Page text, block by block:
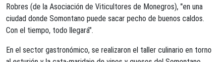
Robres (de la Asociación de Viticultores de Monegros), "en una
ciudad donde Somontano puede sacar pecho de buenos caldos.
Con el tiempo, todo llegará".
En el sector gastronómico, se realizaron el taller culinario en torno